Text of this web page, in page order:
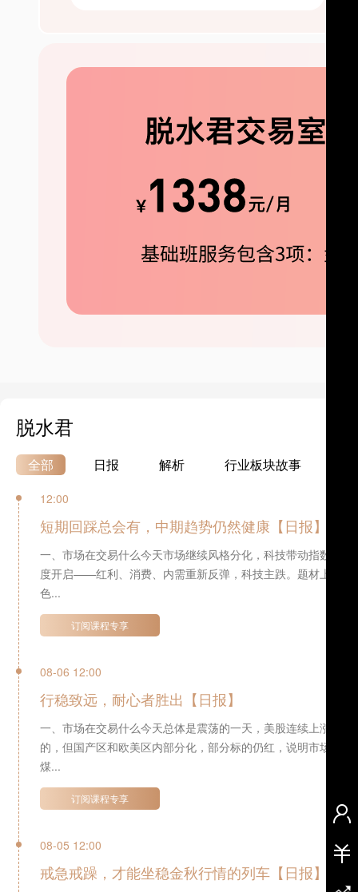
脱水君
全部 日报 解析 行业板块故事
12:00
短期回踩总会有，中期趋势仍然健康【日报】
一、市场在交易什么今天市场继续风格分化，科技带动指数反
度开启——红利、消费、内需重新反弹，科技主跌。题材上普涨
色...
订阅课程专享
08-06 12:00
行稳致远，耐心者胜出【日报】
一、市场在交易什么今天总体是震荡的一天，美股连续上涨后
的，但国产区和欧美区内部分化，部分标的仍红，说明市场转
煤...
订阅课程专享
08-05 12:00
戒急戒躁，才能坐稳金秋行情的列车【日报】